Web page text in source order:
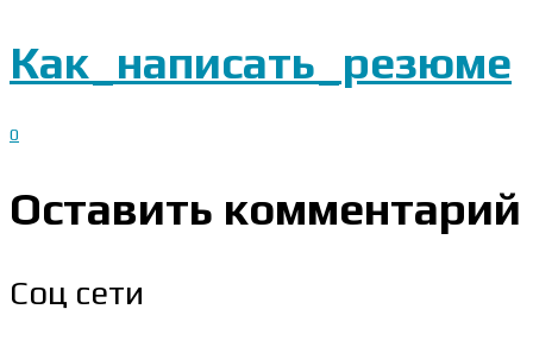
Как_написать_резюме
0
Оставить комментарий
Соц сети